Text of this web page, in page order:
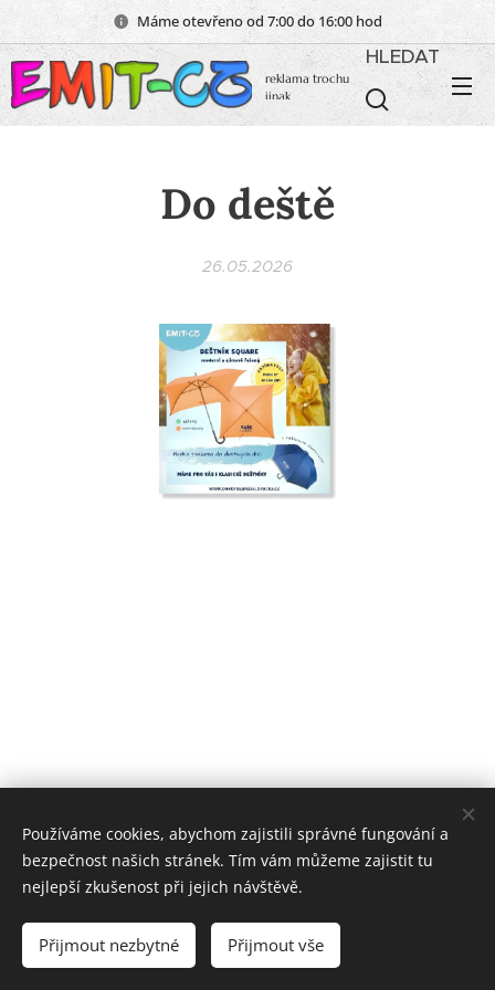
Máme otevřeno od 7:00 do 16:00 hod
reklama trochu
jinak
HLEDAT
Do deště
26.05.2026
EMIT-CZ sociální podnik, s. r. o.
Vytvořeno službouWebnode Cookies
Jazyky
Čeština
Magyar English
Používáme cookies, abychom zajistili správné fungování a
bezpečnost našich stránek. Tím vám můžeme zajistit tu
nejlepší zkušenost při jejich návštěvě.
Přijmout nezbytné Přijmout vše